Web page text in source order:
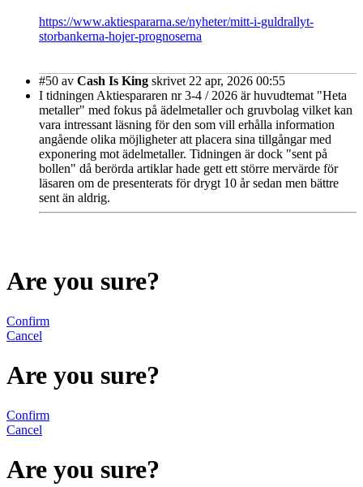
https://www.aktiespararna.se/nyheter/mitt-i-guldrallyt-
storbankerna-hojer-prognoserna
#50 av Cash Is King skrivet 22 apr, 2026 00:55
I tidningen Aktiespararen nr 3-4 / 2026 är huvudtemat "Heta
metaller" med fokus på ädelmetaller och gruvbolag vilket kan
vara intressant läsning för den som vill erhålla information
angående olika möjligheter att placera sina tillgångar med
exponering mot ädelmetaller. Tidningen är dock "sent på
bollen" då berörda artiklar hade gett ett större mervärde för
läsaren om de presenterats för drygt 10 år sedan men bättre
sent än aldrig.
Are you sure?
Confirm
Cancel
Are you sure?
Confirm
Cancel
Are you sure?